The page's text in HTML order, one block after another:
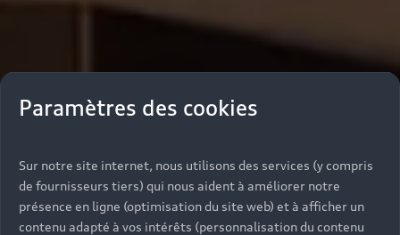
Paramètres des cookies
Sur notre site internet, nous utilisons des services (y compris
de fournisseurs tiers) qui nous aident à améliorer notre
présence en ligne (optimisation du site web) et à afficher un
contenu adapté à vos intérêts (personnalisation du contenu